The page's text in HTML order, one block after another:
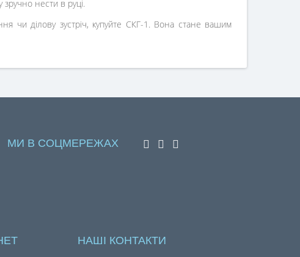
нести в руці.
чи ділову зустріч, купуйте СКГ-1. Вона стане вашим
МИ В СОЦМЕРЕЖАХ
НАШІ КОНТАКТИ